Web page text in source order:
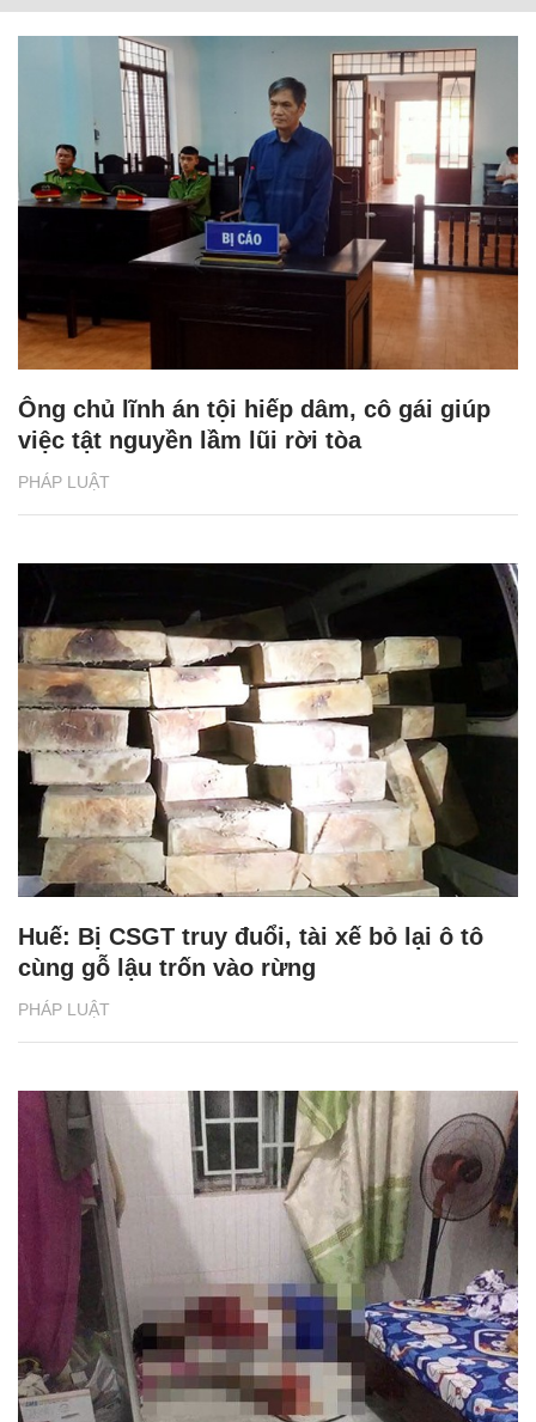
PHÁP LUẬT
Ông chủ lĩnh án tội hiếp dâm, cô gái giúp
việc tật nguyền lầm lũi rời tòa
PHÁP LUẬT
Huế: Bị CSGT truy đuổi, tài xế bỏ lại ô tô
cùng gỗ lậu trốn vào rừng